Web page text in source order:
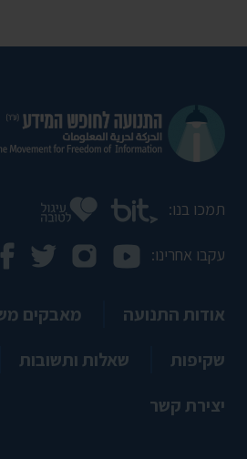
תמכו בנו:
עקבו אחרינו:
אודות התנועה
מאבקים
שקיפות
שאלות ותשובות
יצירת קשר